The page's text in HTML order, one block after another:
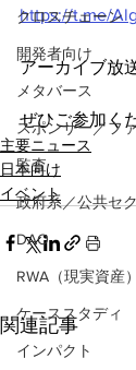
クロスチェーン
開発者向け
メタバース
スポンサー／フ
監査
政府系／公共セ
DAO
RWA（現実資産）
ケーススタディ
インパクト
https://t.me/
アーカイブ放
ぜひご参加く
主要ニュース
日本向け
イベント
関連記事